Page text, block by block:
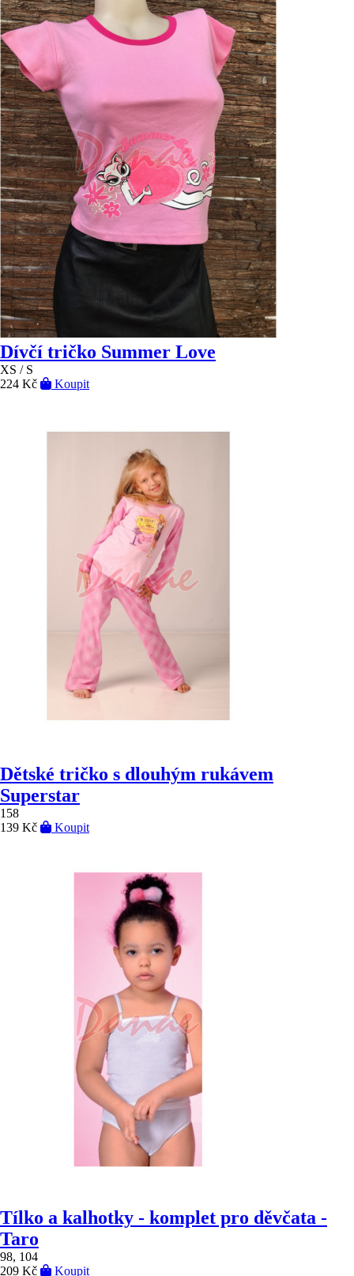
Dívčí tričko Summer Love
XS / S
224 Kč
Koupit
Dětské tričko s dlouhým rukávem
Superstar
158
139 Kč
Koupit
Tílko a kalhotky - komplet pro děvčata -
Taro
98, 104
209 Kč
Koupit